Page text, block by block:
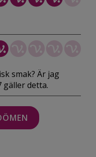
smak? Är jag
gäller detta.